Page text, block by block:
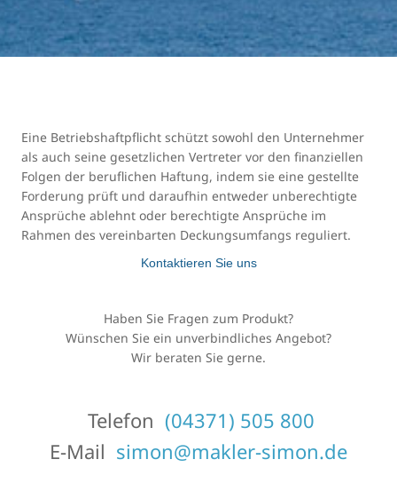
Eine Betriebshaftpflicht schützt sowohl den Unternehmer
als auch seine gesetzlichen Vertreter vor den finanziellen
Folgen der beruflichen Haftung, indem sie eine gestellte
Forderung prüft und daraufhin entweder unberechtigte
Ansprüche ablehnt oder berechtigte Ansprüche im
Rahmen des vereinbarten Deckungsumfangs reguliert.
Kontaktieren Sie uns
Haben Sie Fragen zum Produkt?
Wünschen Sie ein unverbindliches Angebot?
Wir beraten Sie gerne.
Telefon (04371) 505 800
E-Mail simon@makler-simon.de